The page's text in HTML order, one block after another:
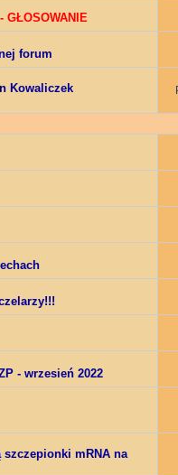
GŁOSOWANIE
forum
Kowaliczek
- wrzesień 2022
szczepionki mRNA na